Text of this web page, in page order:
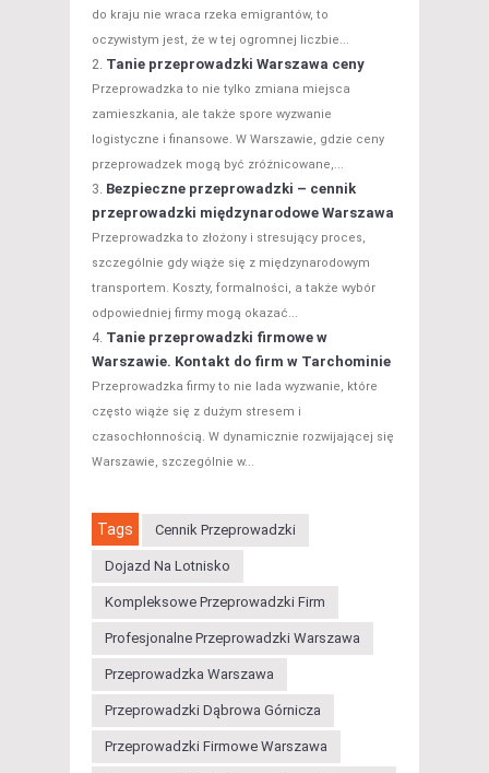
do kraju nie wraca rzeka emigrantów, to
oczywistym jest, że w tej ogromnej liczbie...
Tanie przeprowadzki Warszawa ceny
Przeprowadzka to nie tylko zmiana miejsca
zamieszkania, ale także spore wyzwanie
logistyczne i finansowe. W Warszawie, gdzie ceny
przeprowadzek mogą być zróżnicowane,...
Bezpieczne przeprowadzki – cennik
przeprowadzki międzynarodowe Warszawa
Przeprowadzka to złożony i stresujący proces,
szczególnie gdy wiąże się z międzynarodowym
transportem. Koszty, formalności, a także wybór
odpowiedniej firmy mogą okazać...
Tanie przeprowadzki firmowe w
Warszawie. Kontakt do firm w Tarchominie
Przeprowadzka firmy to nie lada wyzwanie, które
często wiąże się z dużym stresem i
czasochłonnością. W dynamicznie rozwijającej się
Warszawie, szczególnie w...
Tags Cennik Przeprowadzki
Dojazd Na Lotnisko
Kompleksowe Przeprowadzki Firm
Profesjonalne Przeprowadzki Warszawa
Przeprowadzka Warszawa
Przeprowadzki Dąbrowa Górnicza
Przeprowadzki Firmowe Warszawa